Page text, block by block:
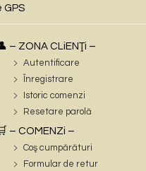
GPS
– ZONA CLiENŢi –
Autentificare
Înregistrare
Istoric comenzi
Resetare parolă
– COMENZi –
Coş cumpărături
Formular de retur